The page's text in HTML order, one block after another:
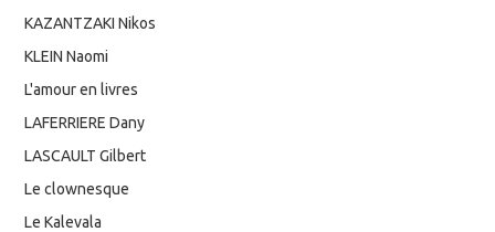
KAZANTZAKI Nikos
KLEIN Naomi
L'amour en livres
LAFERRIERE Dany
LASCAULT Gilbert
Le clownesque
Le Kalevala